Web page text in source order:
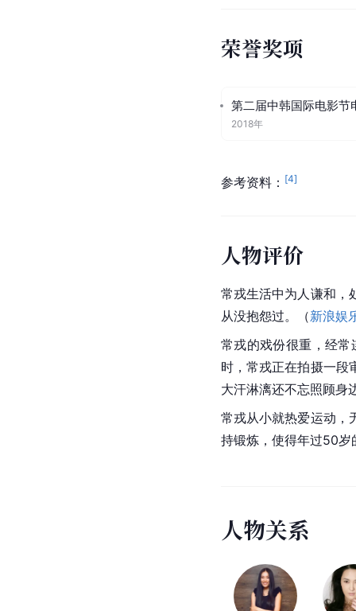
荣誉奖项
第二届中韩国际电影节
2018年
参考资料： [4]
人物评价
常戎生活中为人谦和，
从没抱怨过。（新浪娱
常戎的戏份很重，经
时，常戎正在拍摄一段
大汗淋漓还不忘照顾身
常戎从小就热爱运动，
持锻炼，使得年过50岁
人物关系